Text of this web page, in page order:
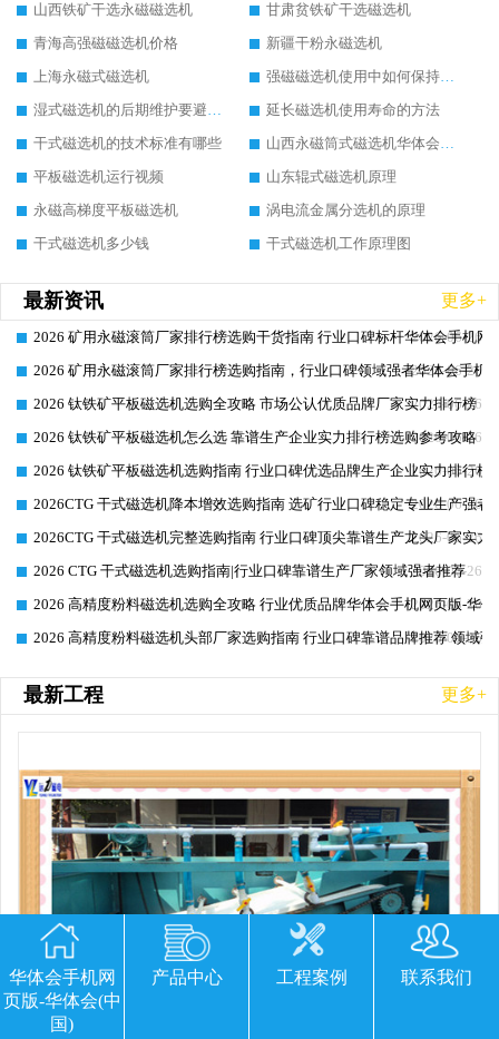
山西铁矿干选永磁磁选机
甘肃贫铁矿干选磁选机
青海高强磁磁选机价格
新疆干粉永磁选机
上海永磁式磁选机
强磁磁选机使用中如何保持其顺畅运行
湿式磁选机的后期维护要避开哪些坑
延长磁选机使用寿命的方法
干式磁选机的技术标准有哪些
山西永磁筒式磁选机华体会手机网页版-华体会(中国)
平板磁选机运行视频
山东辊式磁选机原理
永磁高梯度平板磁选机
涡电流金属分选机的原理
干式磁选机多少钱
干式磁选机工作原理图
最新资讯 更多+
2026-06-26
2026 矿用永磁滚筒厂家排行榜选购干货指南 行业口碑标杆华体会手机网
2026-06-26
2026 矿用永磁滚筒厂家排行榜选购指南，行业口碑领域强者华体会手机
2026-06-26
2026 钛铁矿平板磁选机选购全攻略 市场公认优质品牌厂家实力排行榜
2026-06-26
2026 钛铁矿平板磁选机怎么选 靠谱生产企业实力排行榜选购参考攻略
2026-06-26
2026 钛铁矿平板磁选机选购指南 行业口碑优选品牌生产企业实力排行榜
2026-06-26
2026CTG 干式磁选机降本增效选购指南 选矿行业口碑稳定专业生产强者
2026-06-26
2026CTG 干式磁选机完整选购指南 行业口碑顶尖靠谱生产龙头厂家实力
2026-06-26
2026 CTG 干式磁选机选购指南|行业口碑靠谱生产厂家领域强者推荐
2026-06-26
2026 高精度粉料磁选机选购全攻略 行业优质品牌华体会手机网页版-华
2026-06-26
2026 高精度粉料磁选机头部厂家选购指南 行业口碑靠谱品牌推荐 领域
最新工程 更多+
华体会手机网
页版-华体会(中
国)
产品中心 工程案例 联系我们